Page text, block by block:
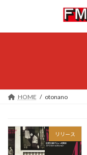
ン
ー
HOME otonano
リリース